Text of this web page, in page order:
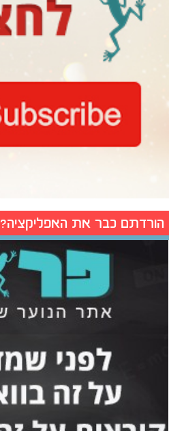
הורדתם כבר את האפליקציה?